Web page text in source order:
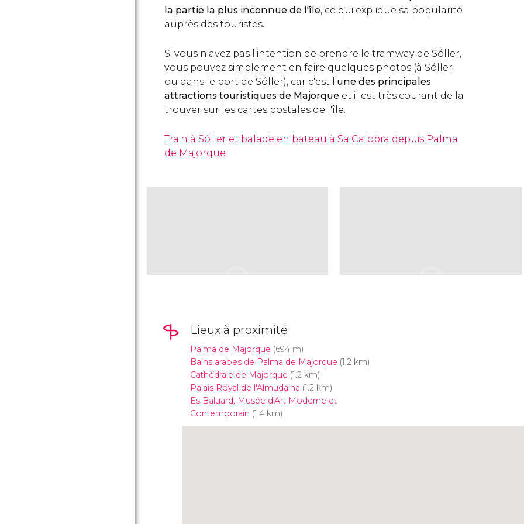
la partie la plus inconnue de l'île, ce qui explique sa popularité
auprès des touristes.
Si vous n'avez pas l'intention de prendre le tramway de Sóller,
vous pouvez simplement en faire quelques photos (à Sóller
ou dans le port de Sóller), car c'est l'une des principales
attractions touristiques de Majorque et il est très courant de la
trouver sur les cartes postales de l'île.
Train à Sóller et balade en bateau à Sa Calobra depuis Palma
de Majorque
Lieux à proximité
Palma de Majorque (694 m)
Bains arabes de Palma de Majorque (1.2 km)
Cathédrale de Majorque (1.2 km)
Palais Royal de l'Almudaina (1.2 km)
Es Baluard, Musée d'Art Moderne et
Contemporain (1.4 km)